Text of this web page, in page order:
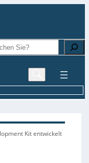
Kit entwickelt